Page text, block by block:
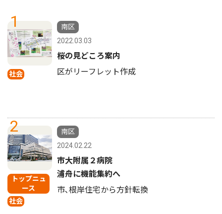
1
社会
南区
2022.03.03
桜の見どころ案内
区がリーフレット作成
2
トップニュ
ース
社会
南区
2024.02.22
市大附属２病院
浦舟に機能集約へ
市､根岸住宅から方針転換